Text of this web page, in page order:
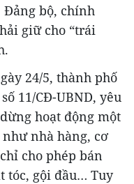
bộ, chính
giữ cho “trái
24/5, thành phố
11/CĐ-UBND, yêu
hoạt động một
nhà hàng, cơ
cho phép bán
tóc, gội đầu… Tuy